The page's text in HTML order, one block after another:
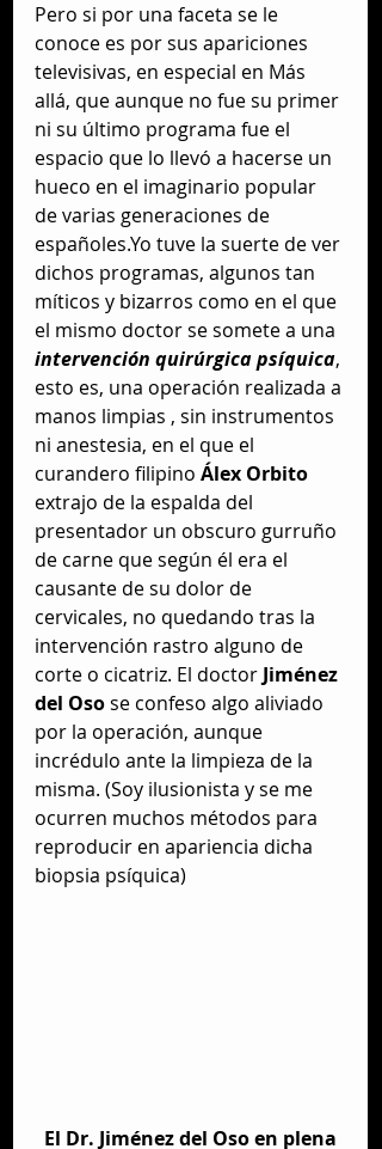
Pero si por una faceta se le
conoce es por sus apariciones
televisivas, en especial en Más
allá, que aunque no fue su primer
ni su último programa fue el
espacio que lo llevó a hacerse un
hueco en el imaginario popular
de varias generaciones de
españoles.Yo tuve la suerte de ver
dichos programas, algunos tan
míticos y bizarros como en el que
el mismo doctor se somete a una
intervención quirúrgica psíquica,
esto es, una operación realizada a
manos limpias , sin instrumentos
ni anestesia, en el que el
curandero filipino Álex Orbito
extrajo de la espalda del
presentador un obscuro gurruño
de carne que según él era el
causante de su dolor de
cervicales, no quedando tras la
intervención rastro alguno de
corte o cicatriz. El doctor Jiménez
del Oso se confeso algo aliviado
por la operación, aunque
incrédulo ante la limpieza de la
misma. (Soy ilusionista y se me
ocurren muchos métodos para
reproducir en apariencia dicha
biopsia psíquica)